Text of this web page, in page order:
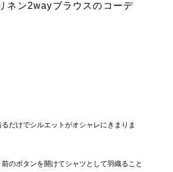
ネン2wayブラウスのコーデ
だけでシルエットがオシャレにきまりま
のボタンを開けてシャツとして羽織ること